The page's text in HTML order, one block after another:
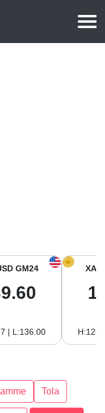
du Sud
GM24
| L:136.00
Tola